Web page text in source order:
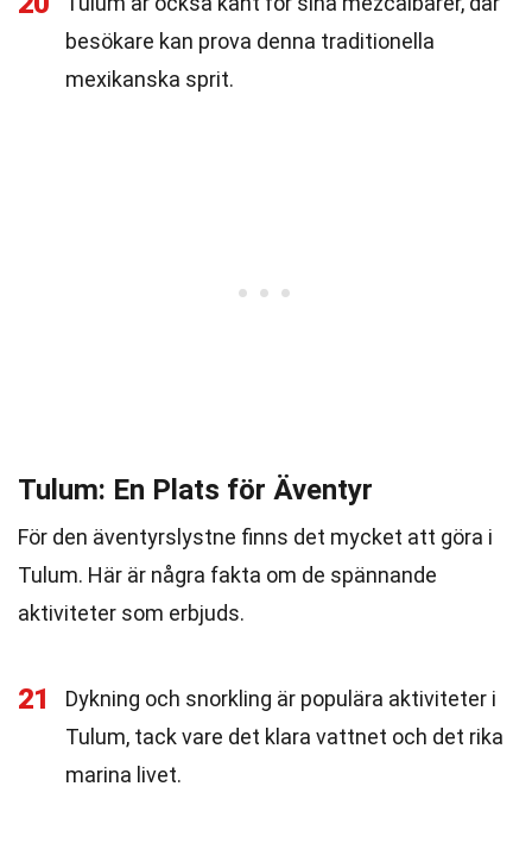
besökare kan prova denna traditionella
mexikanska sprit.
Tulum: En Plats för Äventyr
För den äventyrslystne finns det mycket att göra i
Tulum. Här är några fakta om de spännande
aktiviteter som erbjuds.
21
Dykning och snorkling är populära aktiviteter i
Tulum, tack vare det klara vattnet och det rika
marina livet.